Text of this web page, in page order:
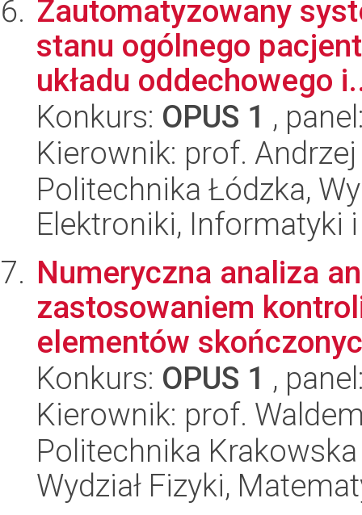
Zautomatyzowany
stanu ogólnego
układu oddechowego
Konkurs: OPUS 1 ,
Kierownik: prof.
Politechnika Łódzka,
Elektroniki, Informatyki
Numeryczna analiza
zastosowaniem
elementów
Konkurs: OPUS 1 ,
Kierownik: prof.
Politechnika
Wydział Fizyki,